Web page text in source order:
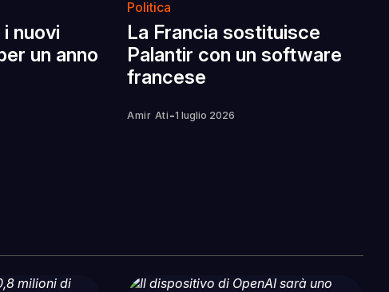
nuovi
un anno
Politica
La Francia sostituisce
Palantir con un software
francese
Amir Ati -1 luglio 2026